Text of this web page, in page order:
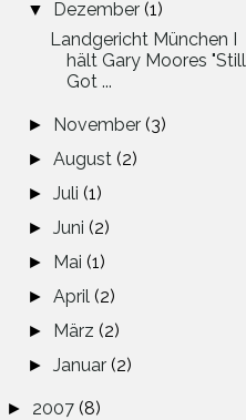
▼ Dezember(1)
Landgericht München I
hält Gary Moores "Still
Got ...
► November(3)
►August(2)
►Juli(1)
►Juni(2)
► Mai(1)
►April(2)
► März(2)
►Januar(2)
► 2007 (8)